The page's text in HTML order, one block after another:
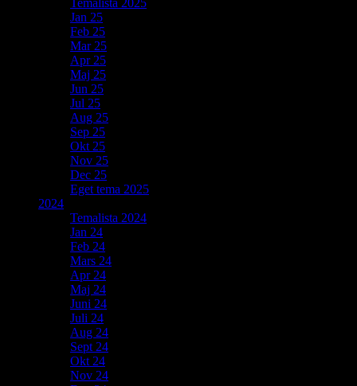
Jan 25
Feb 25
Mar 25
Apr 25
Maj 25
Jun 25
Jul 25
Aug 25
Sep 25
Okt 25
Nov 25
Dec 25
Eget tema 2025
2024
Temalista 2024
Jan 24
Feb 24
Mars 24
Apr 24
Maj 24
Juni 24
Juli 24
Aug 24
Sept 24
Okt 24
Nov 24